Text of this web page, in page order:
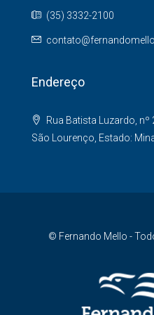
(35) 3332-2100
Endereço
Rua Batista Luzardo, nº
São Lourenço, Estado:
© Fernando Mello -